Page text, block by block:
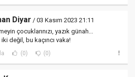
Diyar / 03 Kasım 2023 21:11
çocuklarınızı, yazık günah...
değil, bu kaçıncı vaka!
(0) (0)